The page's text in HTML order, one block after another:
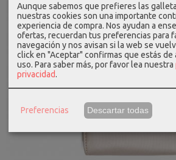
Aunque sabemos que prefieres las
nuestras cookies son una importante
experiencia de compra. Nos ayudan a
ofertas, recuerdan tus preferencias para
navegación y nos avisan si la web se
click en "Aceptar" confirmas que estás de
uso. Para saber más, por favor lea nuestra
privacidad.
Preferencias Descartar todas